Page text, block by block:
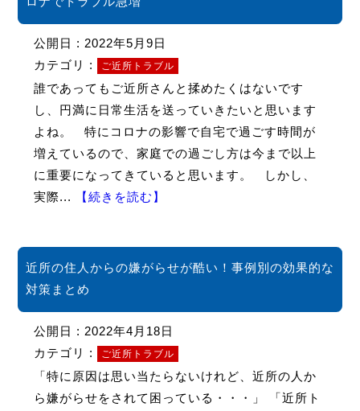
公開日 : 2022年5月9日
カテゴリ :
ご近所トラブル
誰であってもご近所さんと揉めたくはないです
し、円満に日常生活を送っていきたいと思います
よね。 特にコロナの影響で自宅で過ごす時間が
増えているので、家庭での過ごし方は今まで以上
に重要になってきていると思います。 しかし、
実際...
【続きを読む】
近所の住人からの嫌がらせが酷い！事例別の効果的な
対策まとめ
公開日 : 2022年4月18日
カテゴリ :
ご近所トラブル
「特に原因は思い当たらないけれど、近所の人か
ら嫌がらせをされて困っている・・・」 「近所ト